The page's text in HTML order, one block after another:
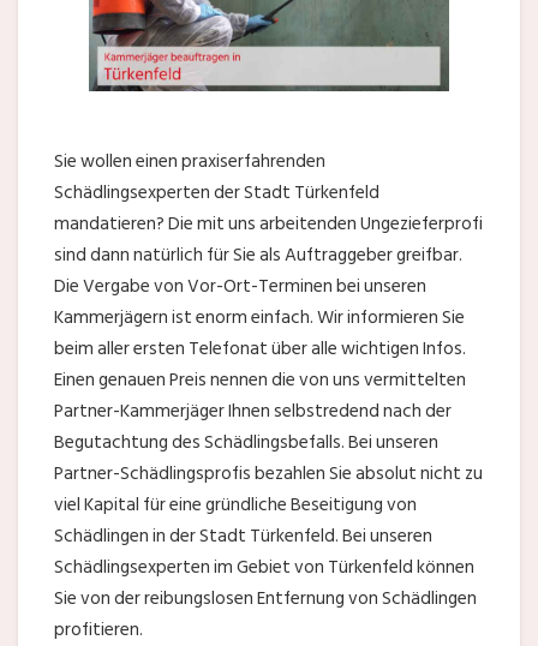
Sie wollen einen praxiserfahrenden
Schädlingsexperten der Stadt Türkenfeld
mandatieren? Die mit uns arbeitenden Ungezieferprofi
sind dann natürlich für Sie als Auftraggeber greifbar.
Die Vergabe von Vor-Ort-Terminen bei unseren
Kammerjägern ist enorm einfach. Wir informieren Sie
beim aller ersten Telefonat über alle wichtigen Infos.
Einen genauen Preis nennen die von uns vermittelten
Partner-Kammerjäger Ihnen selbstredend nach der
Begutachtung des Schädlingsbefalls. Bei unseren
Partner-Schädlingsprofis bezahlen Sie absolut nicht zu
viel Kapital für eine gründliche Beseitigung von
Schädlingen in der Stadt Türkenfeld. Bei unseren
Schädlingsexperten im Gebiet von Türkenfeld können
Sie von der reibungslosen Entfernung von Schädlingen
profitieren.